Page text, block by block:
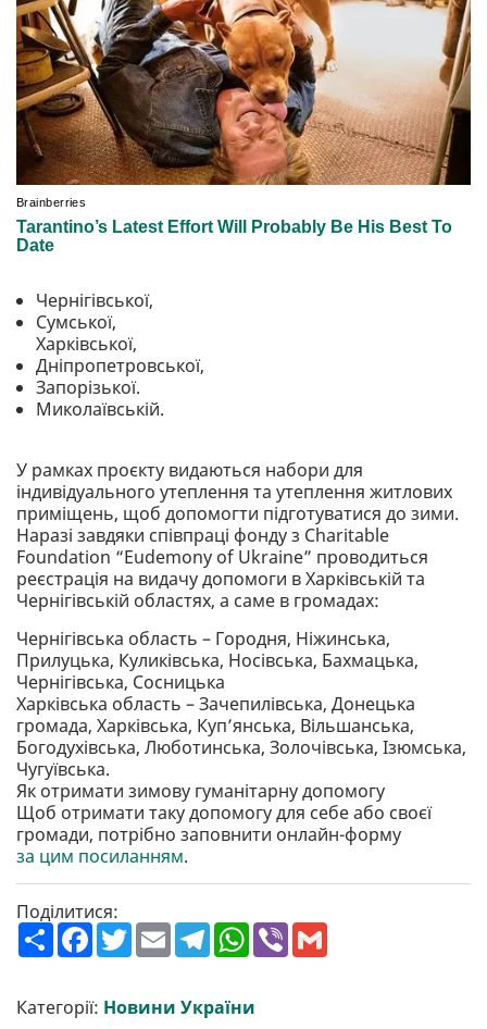
Чернігівської,
Сумської,
Харківської,
Дніпропетровської,
Запорізької.
Миколаївській.
У рамках проєкту видаються набори для
індивідуального утеплення та утеплення житлових
приміщень, щоб допомогти підготуватися до зими.
Наразі завдяки співпраці фонду з Charitable
Foundation “Eudemony of Ukraine” проводиться
реєстрація на видачу допомоги в Харківській та
Чернігівській областях, а саме в громадах:
Чернігівська область – Городня, Ніжинська,
Прилуцька, Куликівська, Носівська, Бахмацька,
Чернігівська, Сосницька
Харківська область – Зачепилівська, Донецька
громада, Харківська, Куп’янська, Вільшанська,
Богодухівська, Люботинська, Золочівська, Ізюмська,
Чугуївська.
Як отримати зимову гуманітарну допомогу
Щоб отримати таку допомогу для себе або своєї
громади, потрібно заповнити онлайн-форму
за цим посиланням.
Поділитися:
П
о
р
и
F
a
b
o
T
w
t
e
E
m
l
T
e
g
r
W
h
s
A
V
Категорії: Новини України